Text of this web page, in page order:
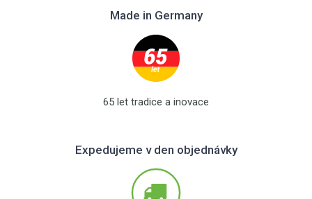
Made in Germany
65 let tradice a inovace
Expedujeme v den objednávky